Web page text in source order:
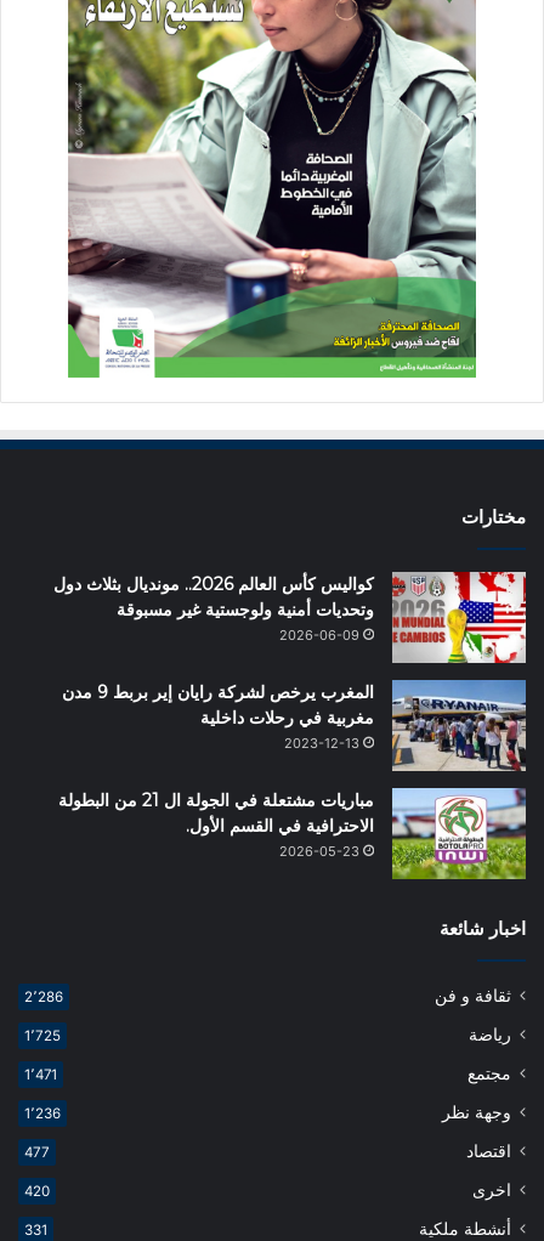
مختارات
كواليس كأس العالم 2026.. مونديال بثلاث دول
وتحديات أمنية ولوجستية غير مسبوقة
2026-06-09
المغرب يرخص لشركة رايان إير بربط 9 مدن
مغربية في رحلات داخلية
2023-12-13
مباريات مشتعلة في الجولة ال 21 من البطولة
الاحترافية في القسم الأول.
2026-05-23
اخبار شائعة
ثقافة و فن 2٬286
رياضة 1٬725
مجتمع 1٬471
وجهة نظر 1٬236
اقتصاد 477
اخرى 420
أنشطة ملكية 331